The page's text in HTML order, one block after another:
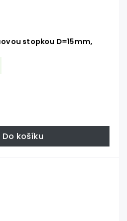
stopkou D=15mm,
Do košíku